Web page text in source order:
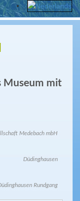
Museum mit
Medebach mbH
Düdinghausen
Rundgang